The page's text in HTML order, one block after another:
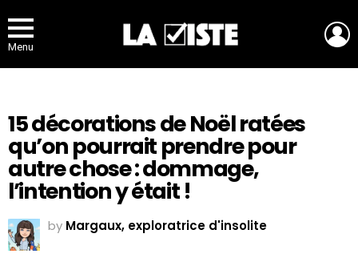
Menu
15 décorations de Noël ratées
qu’on pourrait prendre pour
autre chose : dommage,
l’intention y était !
by Margaux, exploratrice d'insolite